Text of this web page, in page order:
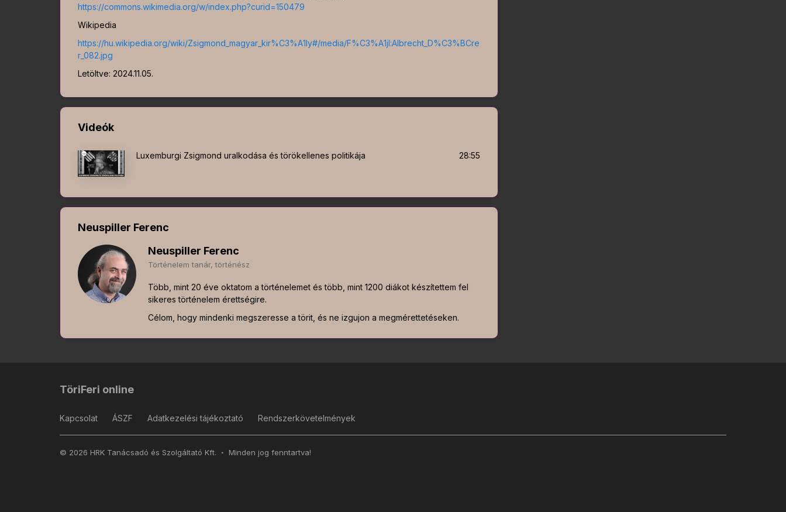
https://commons.wikimedia.org/w/index.php?curid=150479
Wikipedia
https://hu.wikipedia.org/wiki/Zsigmond_magyar_kir%C3%A1ly#/media/F%C3%A1jl:Albrecht_D%C3%BCre
r_082.jpg
Letöltve: 2024.11.05.
Videók
Luxemburgi Zsigmond uralkodása és törökellenes politikája 28:55
Neuspiller Ferenc
Neuspiller Ferenc
Történelem tanár, történész
Több, mint 20 éve oktatom a történelemet és több, mint 1200 diákot készítettem fel
sikeres történelem érettségire.
Célom, hogy mindenki megszeresse a törit, és ne izgujon a megmérettetéseken.
TöriFeri online
Kapcsolat ÁSZF Adatkezelési tájékoztató Rendszerkövetelmények
© 2026 HRK Tanácsadó és Szolgáltató Kft. Minden jog fenntartva!